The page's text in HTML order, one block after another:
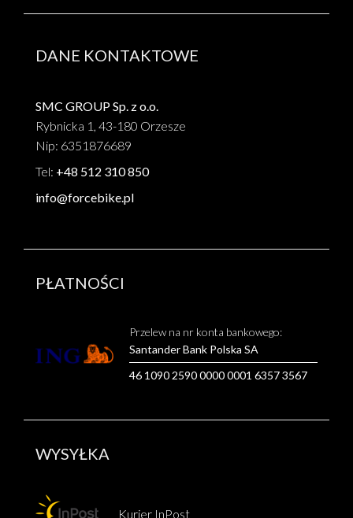
DANE KONTAKTOWE
SMC GROUP Sp. z o.o.
Rybnicka 1, 43-180 Orzesze
Nip: 6351876689
Tel: +48 512 310 850
info@forcebike.pl
PŁATNOŚCI
Przelew na nr konta bankowego:
Santander Bank Polska SA
46 1090 2590 0000 0001 6357 3567
WYSYŁKA
Kurier InPost